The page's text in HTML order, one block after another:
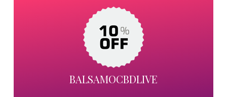
BALSAMOCBDLIVE